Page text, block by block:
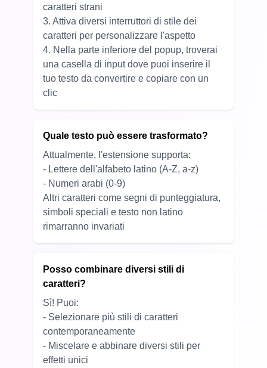
caratteri strani
3. Attiva diversi interruttori di stile dei
caratteri per personalizzare l'aspetto
4. Nella parte inferiore del popup, troverai
una casella di input dove puoi inserire il
tuo testo da convertire e copiare con un
clic
Quale testo può essere trasformato?
Attualmente, l'estensione supporta:
- Lettere dell'alfabeto latino (A-Z, a-z)
- Numeri arabi (0-9)
Altri caratteri come segni di punteggiatura,
simboli speciali e testo non latino
rimarranno invariati
Posso combinare diversi stili di
caratteri?
Sì! Puoi:
- Selezionare più stili di caratteri
contemporaneamente
- Miscelare e abbinare diversi stili per
effetti unici